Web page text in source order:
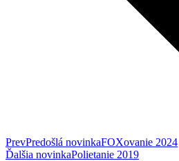
PrevPredošlá novinkaFOXovanie 2024
Ďalšia novinkaPolietanie 2019